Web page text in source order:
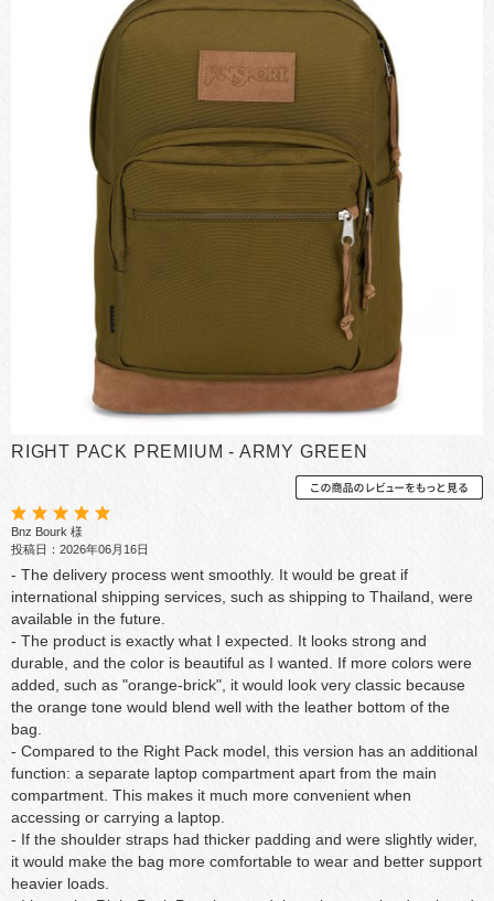
RIGHT PACK PREMIUM - ARMY GREEN
Bnz Bourk 様
投稿日：2026年06月16日
- The delivery process went smoothly. It would be great if
international shipping services, such as shipping to Thailand, were
available in the future.
- The product is exactly what I expected. It looks strong and
durable, and the color is beautiful as I wanted. If more colors were
added, such as "orange-brick", it would look very classic because
the orange tone would blend well with the leather bottom of the
bag.
- Compared to the Right Pack model, this version has an additional
function: a separate laptop compartment apart from the main
compartment. This makes it much more convenient when
accessing or carrying a laptop.
- If the shoulder straps had thicker padding and were slightly wider,
it would make the bag more comfortable to wear and better support
heavier loads.